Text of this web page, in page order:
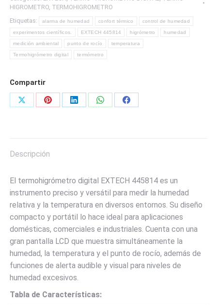
MARCA
EXTECH
cantidad
HIGROMETRO TERMOHIGROMETRO
Etiquetas:
alarma de humedad confort térmico control de humedad
experimentos científicos. EXTECH 445814 higrómetro humedad
medición ambiental punto de rocío temperatura
Termohigrómetro digital termómetro
Compartir
Share
Share
Share
Share
Share
Descripción
El termohigrómetro digital EXTECH 445814 es un
instrumento preciso y versátil para medir la humedad
relativa y la temperatura en diversos entornos. Su diseño
compacto y portátil lo hace ideal para aplicaciones
domésticas, comerciales e industriales. Cuenta con una
gran pantalla LCD que muestra simultáneamente la
humedad, la temperatura y el punto de rocío, además de
funciones de alerta audible y visual para niveles de
humedad excesivos.
Tabla de Características: